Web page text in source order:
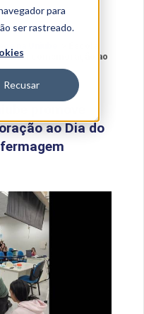
para
ser rastreado.
Recusar
em comemoração ao
ao Dia do